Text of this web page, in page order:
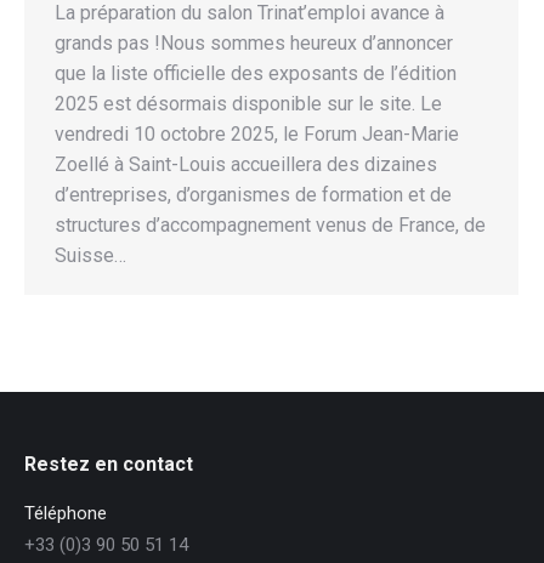
La préparation du salon Trinat’emploi avance à
grands pas !Nous sommes heureux d’annoncer
que la liste officielle des exposants de l’édition
2025 est désormais disponible sur le site. Le
vendredi 10 octobre 2025, le Forum Jean-Marie
Zoellé à Saint-Louis accueillera des dizaines
d’entreprises, d’organismes de formation et de
structures d’accompagnement venus de France, de
Suisse…
Restez en contact
Téléphone
+33 (0)3 90 50 51 14